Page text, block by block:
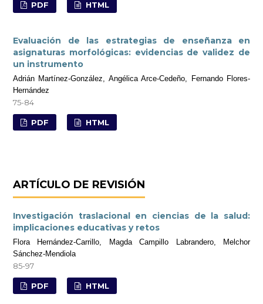
PDF HTML
Evaluación de las estrategias de enseñanza en
asignaturas morfológicas: evidencias de validez de
un instrumento
Adrián Martínez-González, Angélica Arce-Cedeño, Fernando Flores-
Hernández
75-84
PDF HTML
ARTÍCULO DE REVISIÓN
Investigación traslacional en ciencias de la salud:
implicaciones educativas y retos
Flora Hernández-Carrillo, Magda Campillo Labrandero, Melchor
Sánchez-Mendiola
85-97
PDF HTML